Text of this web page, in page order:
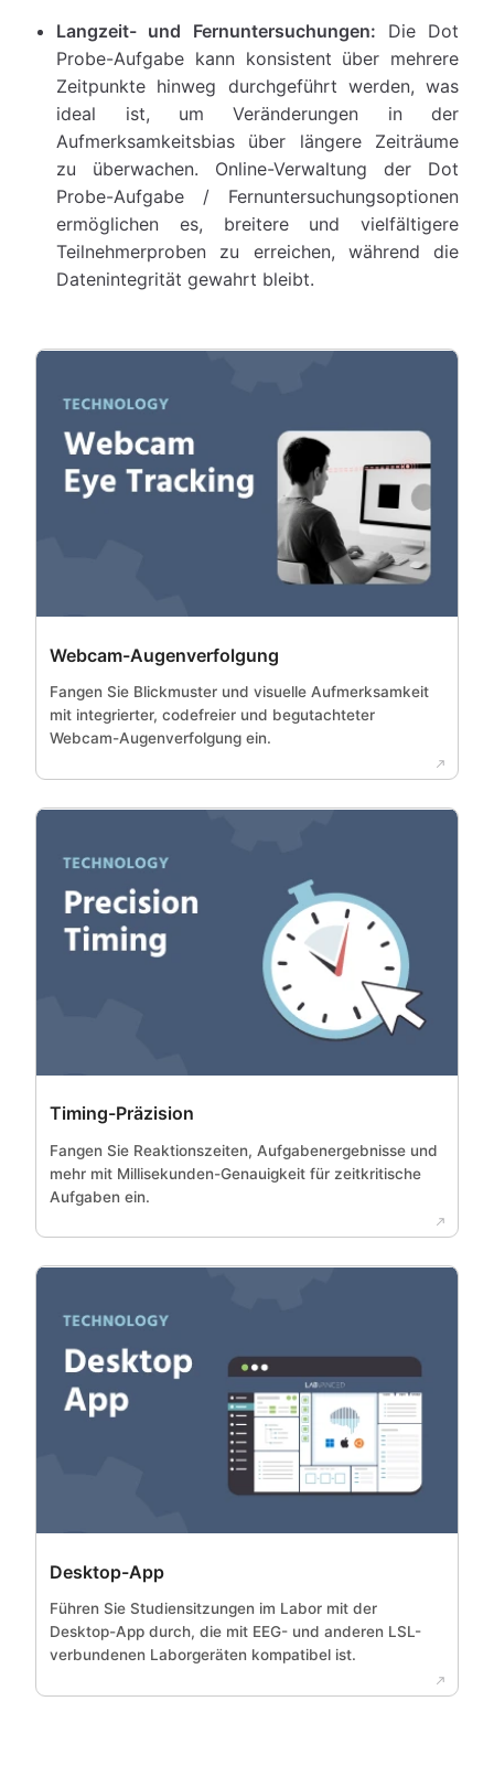
Langzeit- und Fernuntersuchungen: Die Dot
Probe-Aufgabe kann konsistent über mehrere
Zeitpunkte hinweg durchgeführt werden, was
ideal ist, um Veränderungen in der
Aufmerksamkeitsbias über längere Zeiträume
zu überwachen. Online-Verwaltung der Dot
Probe-Aufgabe / Fernuntersuchungsoptionen
ermöglichen es, breitere und vielfältigere
Teilnehmerproben zu erreichen, während die
Datenintegrität gewahrt bleibt.
Webcam-Augenverfolgung
Fangen Sie Blickmuster und visuelle Aufmerksamkeit
mit integrierter, codefreier und begutachteter
Webcam-Augenverfolgung ein.
Timing-Präzision
Fangen Sie Reaktionszeiten, Aufgabenergebnisse und
mehr mit Millisekunden-Genauigkeit für zeitkritische
Aufgaben ein.
Desktop-App
Führen Sie Studiensitzungen im Labor mit der
Desktop-App durch, die mit EEG- und anderen LSL-
verbundenen Laborgeräten kompatibel ist.